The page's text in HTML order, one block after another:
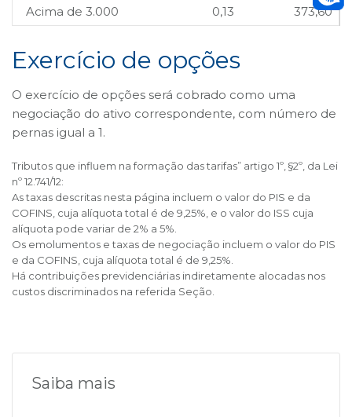
Acima de 3.000
0,13 373,60
Exercício de opções
O exercício de opções será cobrado como uma
negociação do ativo correspondente, com número de
pernas igual a 1.
Tributos que influem na formação das tarifas” artigo 1º, §2º, da Lei
nº 12.741/12:
As taxas descritas nesta página incluem o valor do PIS e da
COFINS, cuja alíquota total é de 9,25%, e o valor do ISS cuja
alíquota pode variar de 2% a 5%.
Os emolumentos e taxas de negociação incluem o valor do PIS
e da COFINS, cuja alíquota total é de 9,25%.
Há contribuições previdenciárias indiretamente alocadas nos
custos discriminados na referida Seção.
Saiba mais